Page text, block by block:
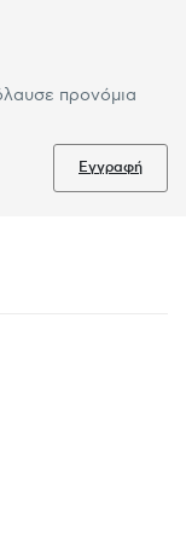
προνόμια
Εγγραφή